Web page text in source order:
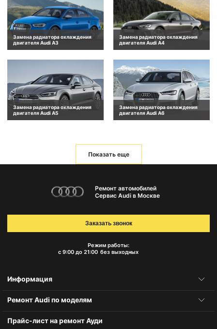
Замена радиатора охлаждения
двигателя Audi A3
Замена радиатора охлаждения
двигателя Audi A4
Замена радиатора охлаждения
двигателя Audi A5
Замена радиатора охлаждения
двигателя Audi A6
Показать еще
Ремонт автомобилей
Сервис Audi в Москве
Режим работы:
с 9:00 до 21:00 без выходных
Заказать звонок
Информация
Ремонт Audi по моделям
Прайс-лист на ремонт Ауди